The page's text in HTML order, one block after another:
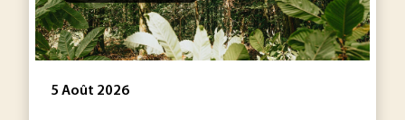
5 Août 2026